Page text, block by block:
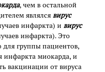
, чем в остальной
являлся вирус
инфаркта) и вирус
инфаркта). Это
для группы пациентов,
инфаркта миокарда, и
вакцинации от вируса